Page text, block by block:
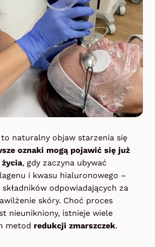
naturalny objaw starzenia się
oznaki mogą pojawić się już
, gdy zaczyna ubywać
i kwasu hialuronowego –
odpowiadających za
skóry. Choć proces
nieunikniony, istnieje wiele
metod redukcji zmarszczek.